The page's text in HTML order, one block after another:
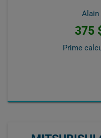
Alain
375
Prime